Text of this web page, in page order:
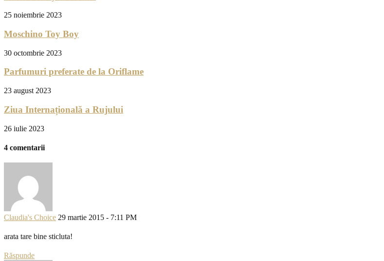
25 noiembrie 2023
Moschino Toy Boy
30 octombrie 2023
Parfumuri preferate de la Oriflame
23 august 2023
Ziua Internațională a Rujului
26 iulie 2023
4 comentarii
Claudia's Choice 29 martie 2015 - 7:11 PM
arata tare bine sticluta!
Răspunde